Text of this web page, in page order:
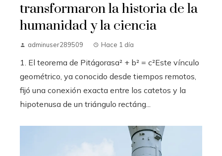
transformaron la historia de la
humanidad y la ciencia
adminuser289509 Hace 1 día
1. El teorema de Pitágorasa² + b² = c²Este vínculo
geométrico, ya conocido desde tiempos remotos,
fijó una conexión exacta entre los catetos y la
hipotenusa de un triángulo rectáng...